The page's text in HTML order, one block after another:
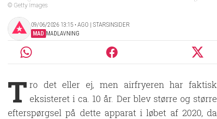
© Getty Images
09/06/2026 13:15 ‧ AGO | STARSINSIDER
MAD MADLAVNING
T ro det eller ej, men airfryeren har faktisk
eksisteret i ca. 10 år. Der blev større og større
efterspørgsel på dette apparat i løbet af 2020, da